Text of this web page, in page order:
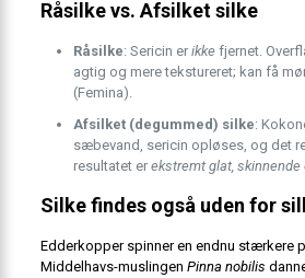
Råsilke vs. Afsilket silke
Råsilke: Sericin er ikkefjernet.
agtig og mere tekstureret; kan få
(Femina).
Afsilket (degummed) silke:
sæbevand, sericin opløses, og det
resultatet er ekstremt glat, skinnende
Silke findes også uden for
Edderkopper spinner en endnu stærkere
Middelhavs-muslingen Pinna nobilis